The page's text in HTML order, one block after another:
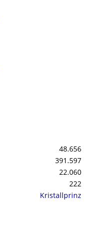
48.656
391.597
22.060
222
Kristallprinz